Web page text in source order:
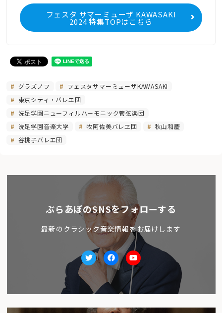
フェスタ サマーミューザ KAWASAKI
2024 特集TOPはこちら
グラズノフ
フェスタサマーミューザKAWASAKI
東京シティ・バレエ団
洗足学園ニューフィルハーモニック管弦楽団
洗足学園音楽大学
牧阿佐美バレヱ団
秋山和慶
谷桃子バレエ団
ぶらあぼのSNSをフォローする
最新のクラシック音楽情報をお届けします
TwitterfacebookYoutube